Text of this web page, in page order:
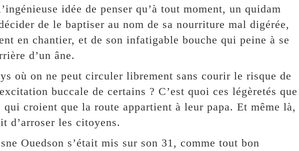
idée de penser qu’à tout moment, un quidam
de le baptiser au nom de sa nourriture mal digérée,
en chantier, et de son infatigable bouche qui peine à se
d’un âne.
où on ne peut circuler librement sans courir le risque de
buccale de certains ? C’est quoi ces légèretés que
qui croient que la route appartient à leur papa. Et même là,
d’arroser les citoyens.
Ouedson s’était mis sur son 31, comme tout bon